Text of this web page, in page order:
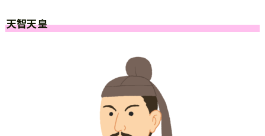
天智天皇